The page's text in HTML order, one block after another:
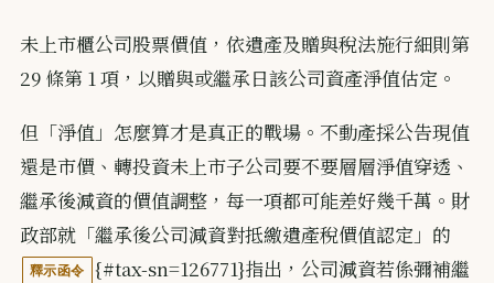
未上市櫃公司股票價值，依遺產及贈與稅法施行細則第
29 條第 1 項，以贈與或繼承日該公司資產淨值估定。
但「淨值」怎麼算才是真正的戰場。不動產採公告現值
還是市價、轉投資未上市子公司要不要層層淨值穿透、
繼承後減資的價值調整，每一項都可能差好幾千萬。財
政部就「繼承後公司減資對抵繳遺產稅價值認定」的
釋示函令 {#tax-sn=126771}指出，公司減資若係彌補繼